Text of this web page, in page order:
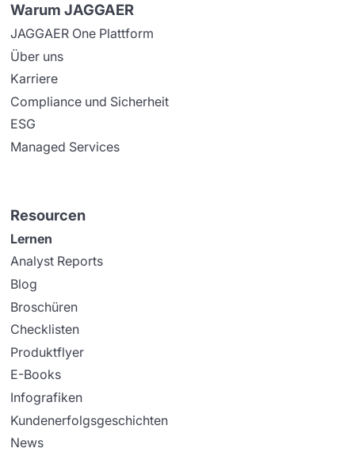
Warum JAGGAER
JAGGAER One Plattform
Über uns
Karriere
Compliance und Sicherheit
ESG
Managed Services
Resourcen
Lernen
Analyst Reports
Blog
Broschüren
Checklisten
Produktflyer
E-Books
Infografiken
Kundenerfolgsgeschichten
News